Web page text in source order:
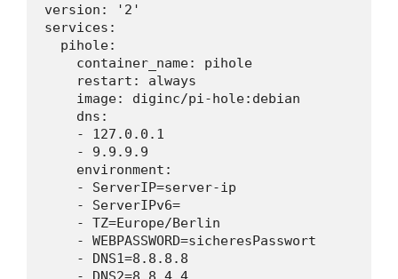
version: '2'
services:
  pihole:
    container_name: pihole
    restart: always
    image: diginc/pi-hole:debian
    dns:
    - 127.0.0.1
    - 9.9.9.9
    environment:
    - ServerIP=server-ip
    - ServerIPv6=
    - TZ=Europe/Berlin
    - WEBPASSWORD=sicheresPasswort
    - DNS1=8.8.8.8